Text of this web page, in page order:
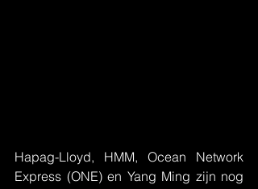
Hapag-Lloyd, HMM, Ocean Network
Express (ONE) en Yang Ming zijn nog